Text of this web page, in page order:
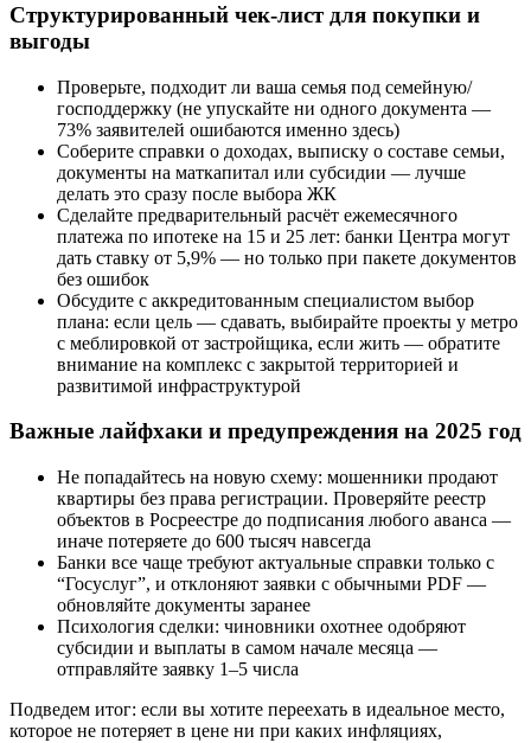
Структурированный чек-лист для покупки и
выгоды
Проверьте, подходит ли ваша семья под семейную/
господдержку (не упускайте ни одного документа —
73% заявителей ошибаются именно здесь)
Соберите справки о доходах, выписку о составе семьи,
документы на маткапитал или субсидии — лучше
делать это сразу после выбора ЖК
Сделайте предварительный расчёт ежемесячного
платежа по ипотеке на 15 и 25 лет: банки Центра могут
дать ставку от 5,9% — но только при пакете документов
без ошибок
Обсудите с аккредитованным специалистом выбор
плана: если цель — сдавать, выбирайте проекты у метро
с меблировкой от застройщика, если жить — обратите
внимание на комплекс с закрытой территорией и
развитимой инфраструктурой
Важные лайфхаки и предупреждения на 2025 год
Не попадайтесь на новую схему: мошенники продают
квартиры без права регистрации. Проверяйте реестр
объектов в Росреестре до подписания любого аванса —
иначе потеряете до 600 тысяч навсегда
Банки все чаще требуют актуальные справки только с
“Госуслуг”, и отклоняют заявки с обычными PDF —
обновляйте документы заранее
Психология сделки: чиновники охотнее одобряют
субсидии и выплаты в самом начале месяца —
отправляйте заявку 1–5 числа
Подведем итог: если вы хотите переехать в идеальное место,
которое не потеряет в цене ни при каких инфляциях,